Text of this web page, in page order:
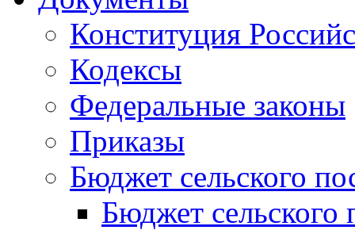
Конституция
Кодексы
Федеральные законы
Приказы
Бюджет сельского
Бюджет сельского